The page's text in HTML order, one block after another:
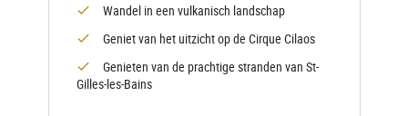
Wandel in een vulkanisch landschap
Geniet van het uitzicht op de Cirque Cilaos
Genieten van de prachtige stranden van St-
Gilles-les-Bains